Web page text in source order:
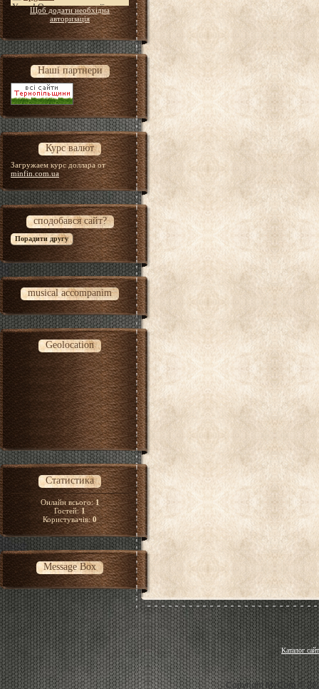
Щоб додати необхідна
авторизація
Наші партнери
Курс валют
Загружаем курс доллара от
minfin.com.ua
сподобався сайт?
musical accompanim
Geolocation
Статистика
Онлайн всього:1
Гостей:1
Користувачів:0
Message Box
Каталог
Copyright MyCorp ©